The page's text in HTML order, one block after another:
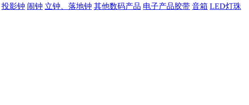
投影钟 闹钟 立钟、落地钟 其他数码产品 电子产品胶带 音箱 LED灯珠